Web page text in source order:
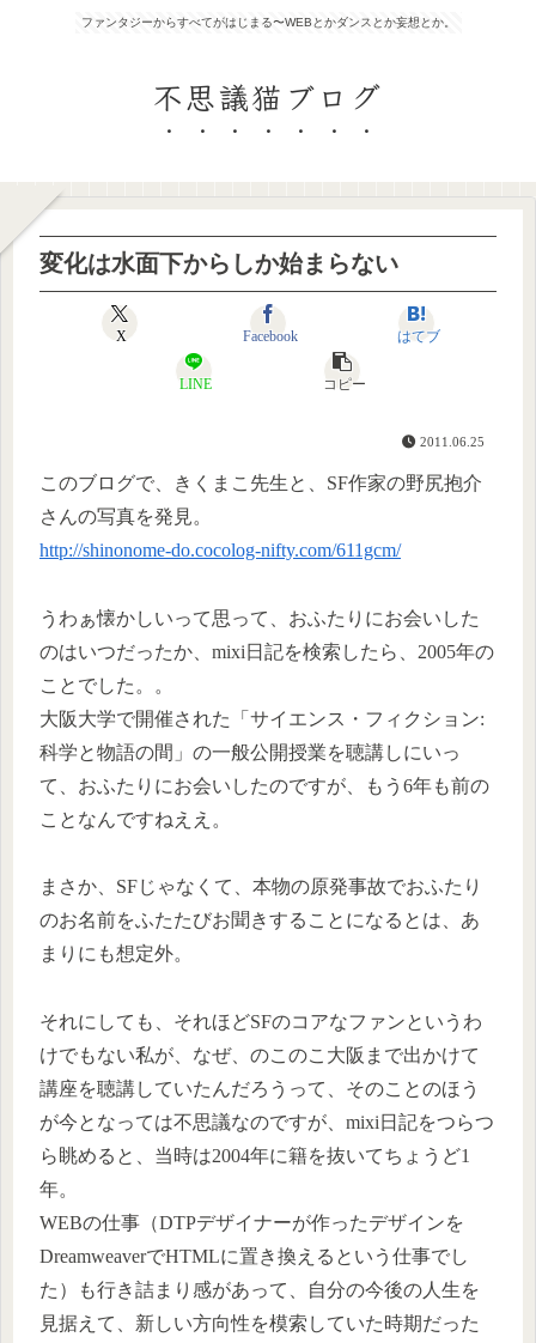
ファンタジーからすべてがはじまる〜WEBとかダンスとか妄想とか。
不思議猫ブログ
変化は水面下からしか始まらない
X Facebook はてブ
LINE コピー
2011.06.25
このブログで、きくまこ先生と、SF作家の野尻抱介
さんの写真を発見。
http://shinonome-do.cocolog-nifty.com/611gcm/
うわぁ懐かしいって思って、おふたりにお会いした
のはいつだったか、mixi日記を検索したら、2005年の
ことでした。。
大阪大学で開催された「サイエンス・フィクション:
科学と物語の間」の一般公開授業を聴講しにいっ
て、おふたりにお会いしたのですが、もう6年も前の
ことなんですねええ。
まさか、SFじゃなくて、本物の原発事故でおふたり
のお名前をふたたびお聞きすることになるとは、あ
まりにも想定外。
それにしても、それほどSFのコアなファンというわ
けでもない私が、なぜ、のこのこ大阪まで出かけて
講座を聴講していたんだろうって、そのことのほう
が今となっては不思議なのですが、mixi日記をつらつ
ら眺めると、当時は2004年に籍を抜いてちょうど1
年。
WEBの仕事（DTPデザイナーが作ったデザインを
DreamweaverでHTMLに置き換えるという仕事でし
た）も行き詰まり感があって、自分の今後の人生を
見据えて、新しい方向性を模索していた時期だった